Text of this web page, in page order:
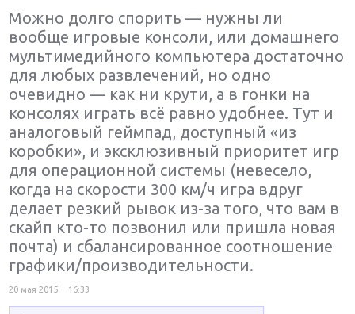
Можно долго спорить — нужны ли
вообще игровые консоли, или домашнего
мультимедийного компьютера достаточно
для любых развлечений, но одно
очевидно — как ни крути, а в гонки на
консолях играть всё равно удобнее. Тут и
аналоговый геймпад, доступный «из
коробки», и эксклюзивный приоритет игр
для операционной системы (невесело,
когда на скорости 300 км/ч игра вдруг
делает резкий рывок из-за того, что вам в
скайп кто-то позвонил или пришла новая
почта) и сбалансированное соотношение
графики/производительности.
20 мая 2015 16:33